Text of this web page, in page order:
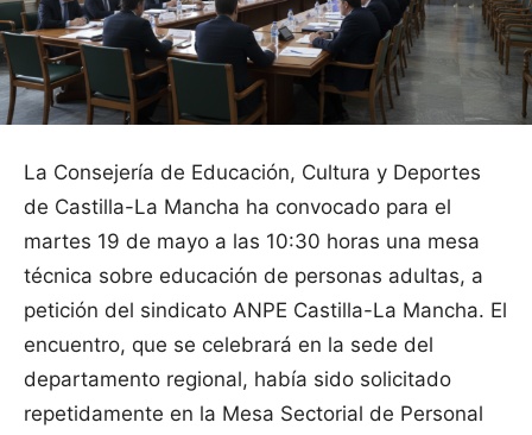
La Consejería de Educación, Cultura y Deportes
de Castilla-La Mancha ha convocado para el
martes 19 de mayo a las 10:30 horas una mesa
técnica sobre educación de personas adultas, a
petición del sindicato ANPE Castilla-La Mancha. El
encuentro, que se celebrará en la sede del
departamento regional, había sido solicitado
repetidamente en la Mesa Sectorial de Personal